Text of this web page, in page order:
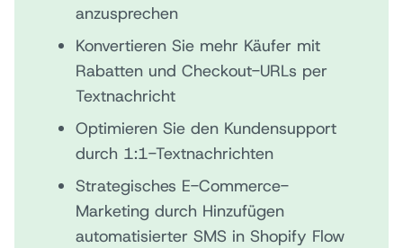
anzusprechen
Konvertieren Sie mehr Käufer mit
Rabatten und Checkout-URLs per
Textnachricht
Optimieren Sie den Kundensupport
durch 1:1-Textnachrichten
Strategisches E-Commerce-
Marketing durch Hinzufügen
automatisierter SMS in Shopify Flow